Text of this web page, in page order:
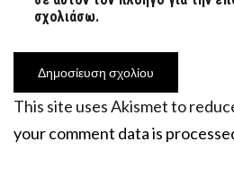
σχολιάσω.
This site uses Akismet to
your comment data is